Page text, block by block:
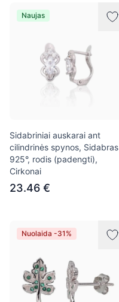
Naujas
Sidabriniai auskarai ant
cilindrinės spynos, Sidabras
925°, rodis (padengti),
Cirkonai
23.46 €
Nuolaida -31%